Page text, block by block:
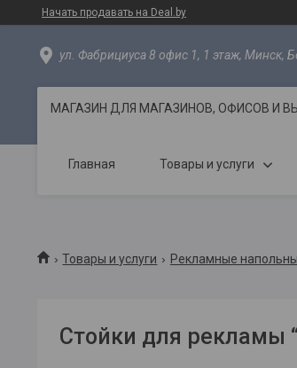
Начать продавать на Deal.by
ул. Фабрициуса 8 офис 1, 1 этаж, Минск,
МАГАЗИН ДЛЯ МАГАЗИНОВ, ОФИСОВ И
Главная Товары и услуги
Товары и услуги Рекламные
Стойки для рекламы